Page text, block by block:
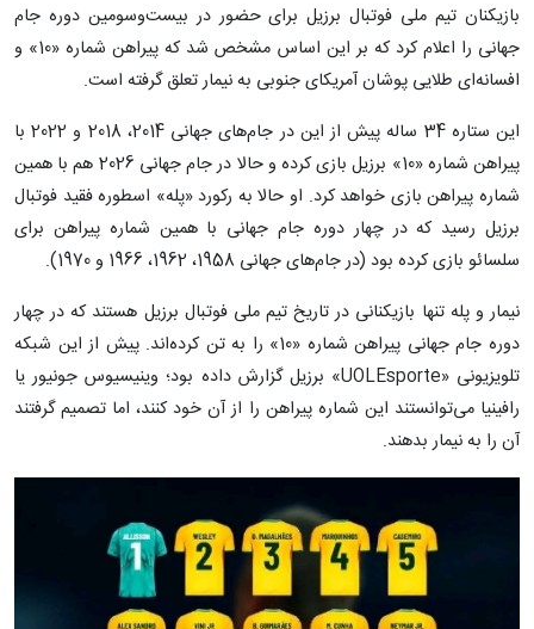
بازیکنان تیم ملی فوتبال برزیل برای حضور در بیست‌وسومین دوره جام
جهانی را اعلام کرد که بر این اساس مشخص شد که پیراهن شماره «10» و
افسانه‌ای طلایی پوشان آمریکای جنوبی به نیمار تعلق گرفته است.
این ستاره 34 ساله پیش از این در جام‌های جهانی 2014، 2018 و 2022 با
پیراهن شماره «10» برزیل بازی کرده و حالا در جام جهانی 2026 هم با همین
شماره پیراهن بازی خواهد کرد. او حالا به رکورد «پله» اسطوره فقید فوتبال
برزیل رسید که در چهار دوره جام جهانی با همین شماره پیراهن برای
سلسائو بازی کرده بود (در جام‌های جهانی 1958، 1962، 1966 و 1970).
نیمار و پله تنها بازیکنانی در تاریخ تیم ملی فوتبال برزیل هستند که در چهار
دوره جام جهانی پیراهن شماره «10» را به تن کرده‌اند. پیش از این شبکه
تلویزیونی «UOLEsporte» برزیل گزارش داده بود؛ وینیسیوس جونیور یا
رافینیا می‌توانستند این شماره پیراهن را از آن خود کنند، اما تصمیم گرفتند
آن را به نیمار بدهند.